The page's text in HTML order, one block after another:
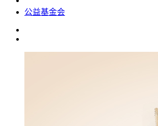
公益基金会